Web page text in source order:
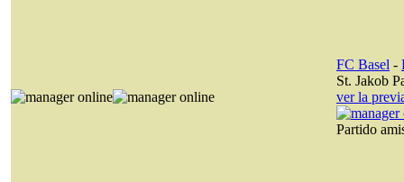
FC Basel -
St. Jakob
ver la
Partido